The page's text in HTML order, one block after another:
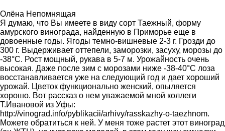
Олёна Непомнящая
Я думаю, что Вы имеете в виду сорт Таежный, форму
амурского винограда, найденную в Приморье еще в
довоенные годы. Ягоды темно-вишневые 2-3 г. Грозди до
300 г. Выдерживает оттепели, заморозки, засуху, морозы до
-38°С. Рост мощный, рукава в 5-7 м. Урожайность очень
высокая. Даже после зим с морозами ниже -38-40°С лоза
восстанавливается уже на следующий год и дает хороший
урожай. Цветок функционально женский, опыляется
хорошо. Вот рассказ о нем уважаемой мной коллеги
Т.Ивановой из Уфы:
http://vinograd.info/pyblikacii/arhivy/rasskazhy-o-taezhnom.
Можете обратиться к ней. У меня тоже растет этот виноград